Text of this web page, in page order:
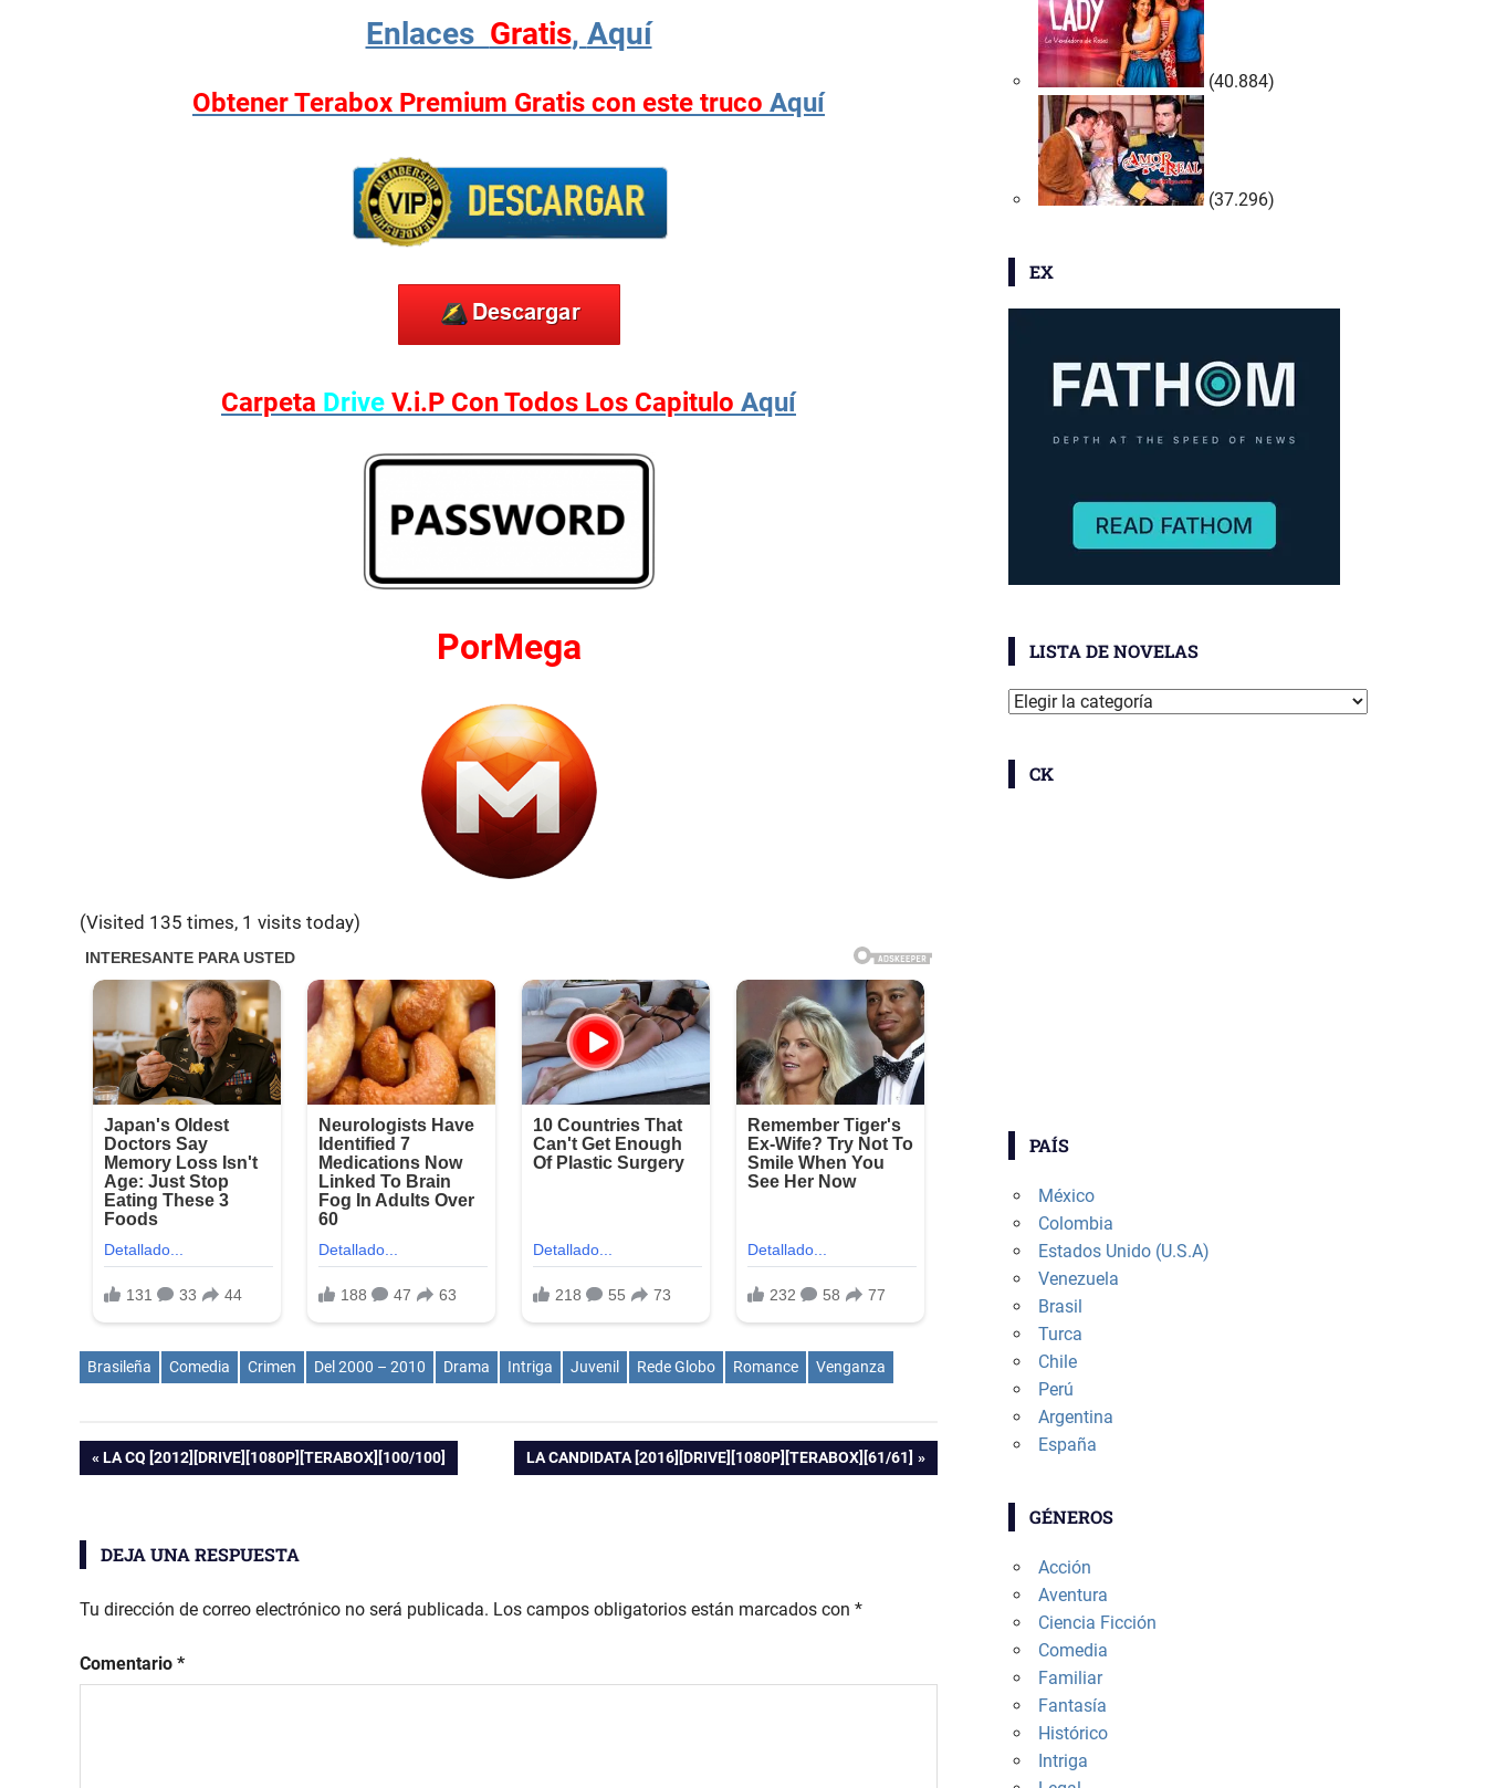
Enlaces Gratis, Aquí
Obtener Terabox Premium Gratis con este truco Aquí
Carpeta Drive V.i.P Con Todos Los Capitulo Aquí
PorMega
(Visited 135 times, 1 visits today)
Brasileña Comedia Crimen Del 2000 – 2010 Drama Intriga Juvenil Rede Globo Romance Venganza
Navegación
entradas
ENTRADA
ANTERIOR:
LA CQ [2012][DRIVE][1080P][TERABOX][100/100]
ENTRADA
SIGUIENTE:
LA CANDIDATA [2016][DRIVE][1080P][TERABOX][61/61]
DEJA UNA RESPUESTA
Tu dirección de correo electrónico no será publicada. Los campos obligatorios están marcados con *
Comentario *
(40.884)
(37.296)
EX
LISTA DE NOVELAS
Lista
Novelas
CK
PAÍS
México
Colombia
Estados Unido (U.S.A)
Venezuela
Brasil
Turca
Chile
Perú
Argentina
España
GÉNEROS
Acción
Aventura
Ciencia Ficción
Comedia
Familiar
Fantasía
Histórico
Intriga